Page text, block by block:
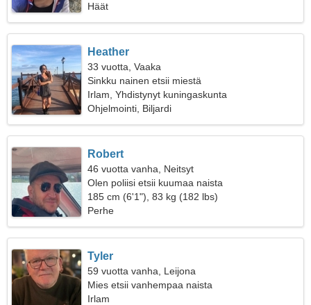
Häät
Heather
33 vuotta, Vaaka
Sinkku nainen etsii miestä
Irlam, Yhdistynyt kuningaskunta
Ohjelmointi, Biljardi
Robert
46 vuotta vanha, Neitsyt
Olen poliisi etsii kuumaa naista
185 cm (6'1"), 83 kg (182 lbs)
Perhe
Tyler
59 vuotta vanha, Leijona
Mies etsii vanhempaa naista
Irlam